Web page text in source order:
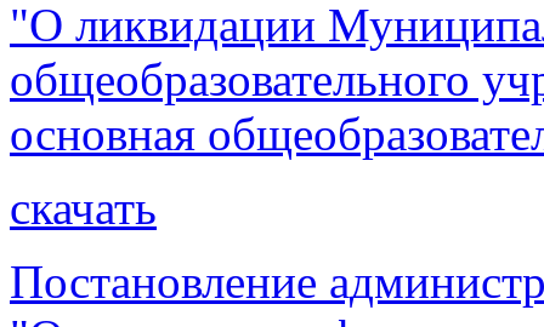
"О ликвидации
общеобразовательного
основная
скачать
Постановление